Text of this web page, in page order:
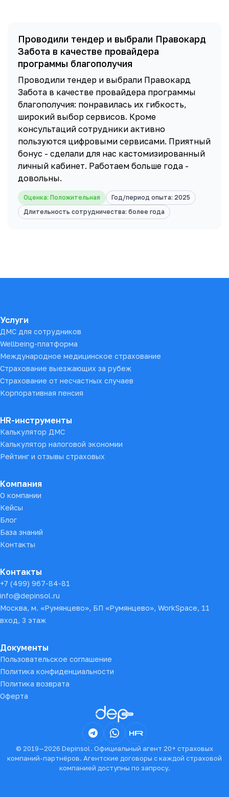
Проводили тендер и выбрали Правокард
Забота в качестве провайдера
программы благополучия
Проводили тендер и выбрали Правокард
Забота в качестве провайдера программы
благополучия: понравилась их гибкость,
широкий выбор сервисов. Кроме
консультаций сотрудники активно
пользуются цифровыми сервисами. Приятный
бонус - сделали для нас кастомизированный
личный кабинет. Работаем больше года -
довольны.
Оценка: Положительная
Год/период опыта: 2025
Длительность сотрудничества: более года
Услуги
ДМС для сотрудников
Wellbeing-платформа
Международное медицинское страхование
Страхование выезжающих за рубеж
Страхование от несчастных случаев
Корпоративная пенсия
HR-инструменты
Калькулятор ДМС
Калькулятор налоговой экономии
Рейтинг и отзывы страховых
Компания
О компании
Кейсы
Блог
База знаний
Контакты
Контакты
+7 (499) 967-84-81
info@depinsol.ru
Москва, м. «Румянцево», БП «Румянцево», WorkSpace, 11
вход, 3 этаж
Документы
Пользовательское соглашение
Политика конфиденциальности
Политика возврата
Оферта
© 2019—2026 Depinsol. Официальный агент 20+ страховых
компаний-партнёров. Агентские договоры с каждой страховой
компанией доступны по запросу.